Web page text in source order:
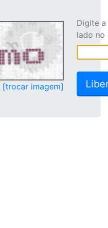
[trocar imagem]
Digite
lado no